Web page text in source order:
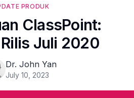
PRODUK
ClassPoint:
Juli 2020
Dr. John Yan
July 10, 2023